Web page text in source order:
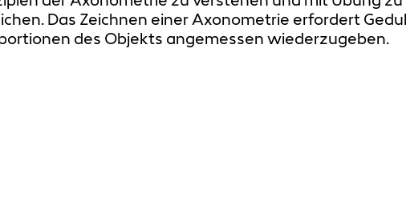
Das Zeichnen einer Axonometrie erfordert
des Objekts angemessen wiederzugeben.